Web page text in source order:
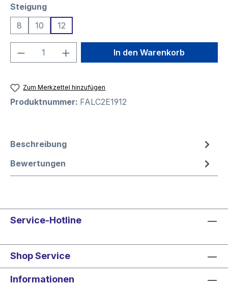
Steigungauswählen
8
10 12
Produkt Anzahl: Gib denIn den Warenkorb
Zum Merkzettel hinzufügen
Produktnummer: FALC2E1912
Beschreibung
Bewertungen
Service-Hotline
Shop Service
Informationen